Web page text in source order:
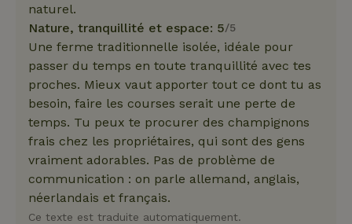
naturel.
Nature, tranquillité et espace: 5/5
Une ferme traditionnelle isolée, idéale pour
passer du temps en toute tranquillité avec tes
proches. Mieux vaut apporter tout ce dont tu as
besoin, faire les courses serait une perte de
temps. Tu peux te procurer des champignons
frais chez les propriétaires, qui sont des gens
vraiment adorables. Pas de problème de
communication : on parle allemand, anglais,
néerlandais et français.
Ce texte est traduite automatiquement.